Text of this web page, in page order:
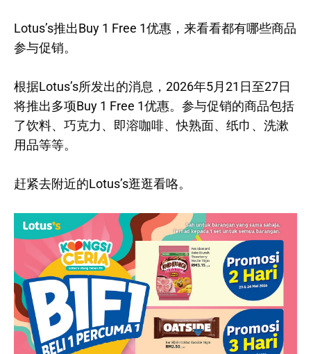
Lotus’s推出Buy 1 Free 1优惠，来看看都有哪些商品
参与促销。
根据Lotus’s所发出的消息，2026年5月21日至27日
将推出多项Buy 1 Free 1优惠。参与促销的商品包括
了饮料、巧克力、即溶咖啡、快熟面、纸巾、洗漱
用品等等。
赶紧去附近的Lotus’s逛逛看咯。